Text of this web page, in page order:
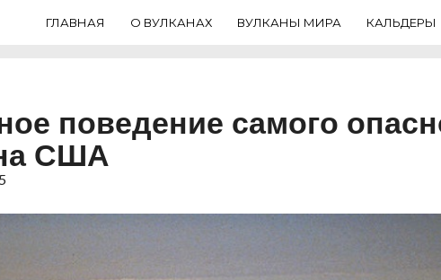
ГЛАВНАЯ О ВУЛКАНАХ ВУЛКАНЫ МИРА КАЛЬДЕРЫ
поведение самого
США